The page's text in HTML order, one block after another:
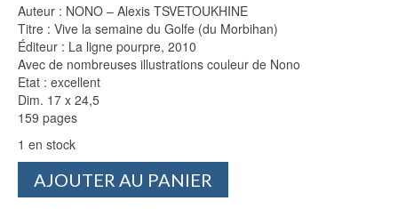
Auteur : NONO – Alexis TSVETOUKHINE
Titre : Vive la semaine du Golfe (du Morbihan)
Éditeur : La ligne pourpre, 2010
Avec de nombreuses illustrations couleur de Nono
Etat : excellent
Dim. 17 x 24,5
159 pages
1 en stock
AJOUTER AU PANIER